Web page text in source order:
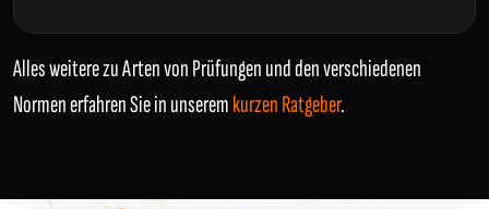
Alles weitere zu Arten von Prüfungen und den verschiedenen
Normen erfahren Sie in unseremkurzen Ratgeber.